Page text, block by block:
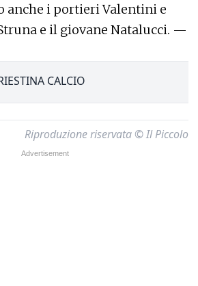
anche i portieri Valentini e
e il giovane Natalucci. —
CALCIO
Riproduzione riservata © Il Piccolo